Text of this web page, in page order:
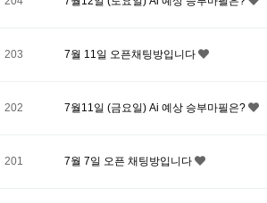
203 7월 11일 오픈채팅방입니다
202 7월11일 (금요일) Ai 예상 승부마필은?
201 7월 7일 오픈 채팅방입니다